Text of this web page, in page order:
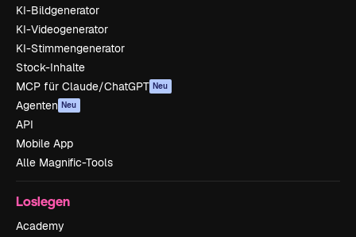
KI-Bildgenerator
KI-Videogenerator
KI-Stimmengenerator
Stock-Inhalte
MCP für Claude/ChatGPT Neu
Agenten Neu
API
Mobile App
Alle Magnific-Tools
Loslegen
Academy